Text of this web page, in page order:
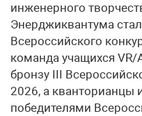
инженерного
Энерджиквантума
Всероссийского
команда учащихся VR/
бронзу III
2026, а кванторианцы
победителями